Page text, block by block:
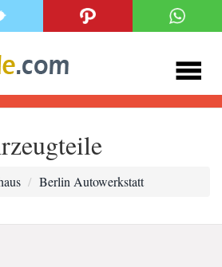
Berlin Autowerkstatt